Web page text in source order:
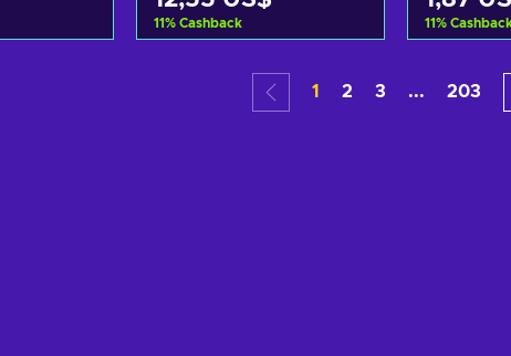
11% Cashback
Añadir al carrito
Ver ofertas
11%
1 2 3 ... 203